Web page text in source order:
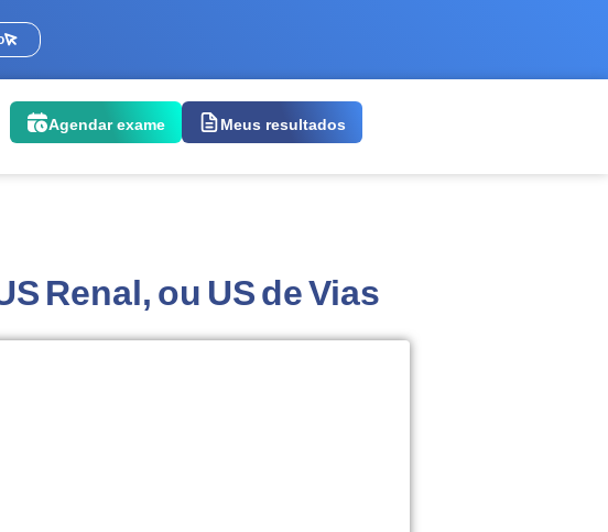
Agendar exame Meus resultados
Renal, ou US de Vias